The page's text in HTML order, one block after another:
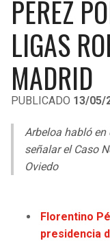
LIGA DE EXPANSIÓN
LEAGUES CUP
UEFA EUROPA LEAGUE
UEFA CONFERENCE
MLS
COPA LIBERTADORES
COPA
LIGA BETPLAY
RAIDERS
CHARGERS
RAVENS
STEELERS
CAVALIERS
PISTONS
PACERS
HORNETS
PÉREZ
LIGAS
MADRID
PUBLICADO 13/05/
Arbeloa habló
señalar el Caso
Oviedo
Florentino
presidencia